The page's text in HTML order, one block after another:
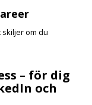
om du
– för dig
och